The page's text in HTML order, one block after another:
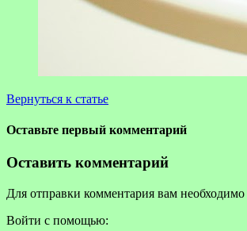
Вернуться к статье
Оставьте первый комментарий
Оставить комментарий
Для отправки комментария вам необходимо
Войти с помощью: